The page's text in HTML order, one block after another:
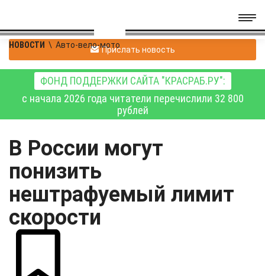
НОВОСТИ \ Авто-вело-мотоПрислать новость
ФОНД ПОДДЕРЖКИ САЙТА "КРАСРАБ.РУ":
с начала 2026 года читатели перечислили 32 800
рублей
В России могут
понизить
нештрафуемый лимит
скорости